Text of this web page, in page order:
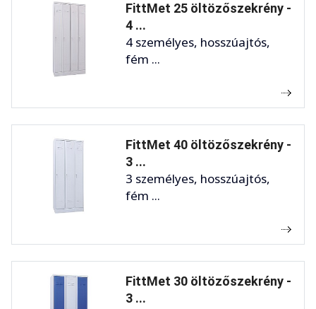
FittMet 25 öltözőszekrény -
4 ...
4 személyes, hosszúajtós,
fém ...
FittMet 40 öltözőszekrény -
3 ...
3 személyes, hosszúajtós,
fém ...
FittMet 30 öltözőszekrény -
3 ...